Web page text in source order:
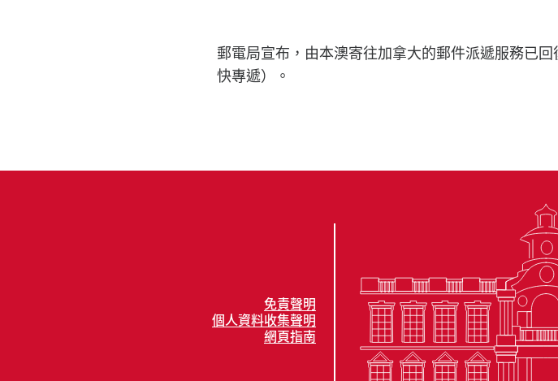
郵電局宣布，由本澳寄往加拿大的郵件派遞服務已
快專遞）。
免責聲明
個人資料收集聲明
網頁指南